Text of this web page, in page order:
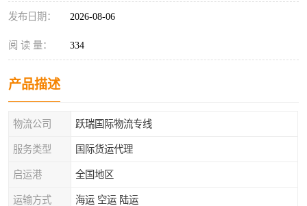
发布日期： 2026-08-06
阅 读 量： 334
产品描述
物流公司 跃瑞国际物流专线
服务类型 国际货运代理
启运港 全国地区
运输方式 海运 空运 陆运